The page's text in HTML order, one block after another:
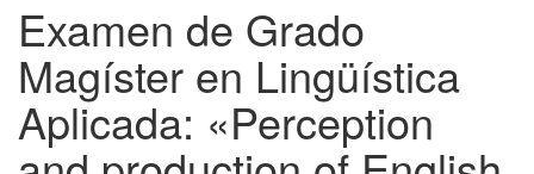
Examen de Grado
Magíster en Lingüística
Aplicada: «Perception